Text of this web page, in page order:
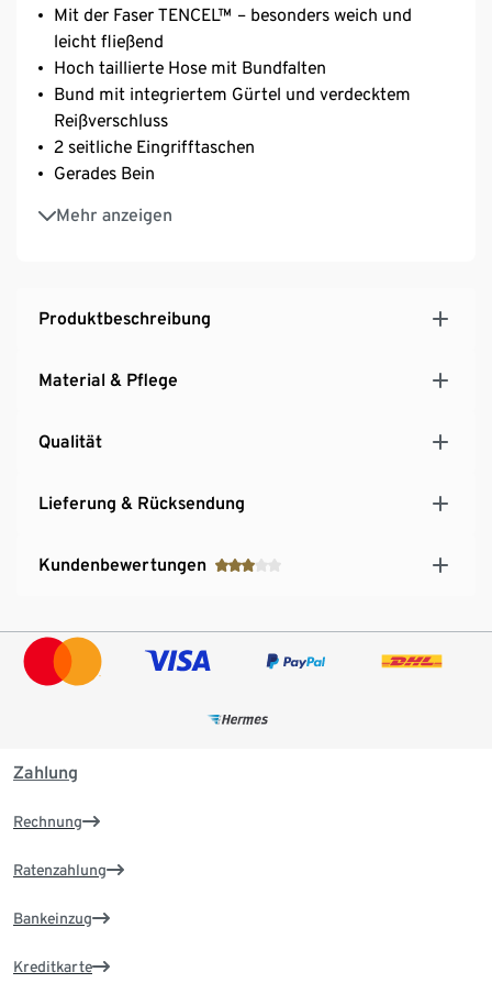
Mit der Faser TENCEL™ – besonders weich und
leicht fließend
Hoch taillierte Hose mit Bundfalten
Bund mit integriertem Gürtel und verdecktem
Reißverschluss
2 seitliche Eingrifftaschen
Gerades Bein
Mehr anzeigen
Raquel ist 180cm groß und trägt Größe 36
Produktbeschreibung
Material & Pflege
Qualität
Lieferung & Rücksendung
Kundenbewertungen
Zahlung
Rechnung
Ratenzahlung
Bankeinzug
Kreditkarte